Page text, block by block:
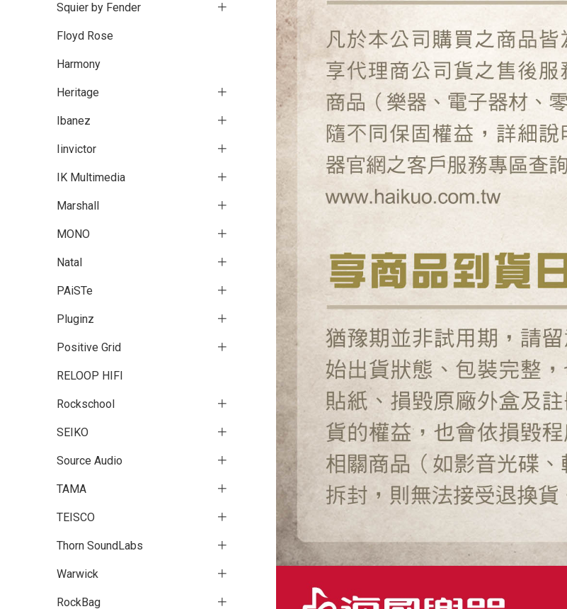
Squier by Fender
Floyd Rose
Harmony
Heritage
Ibanez
Iinvictor
IK Multimedia
Marshall
MONO
Natal
PAiSTe
Pluginz
Positive Grid
RELOOP HIFI
Rockschool
SEIKO
Source Audio
TAMA
TEISCO
Thorn SoundLabs
Warwick
RockBag